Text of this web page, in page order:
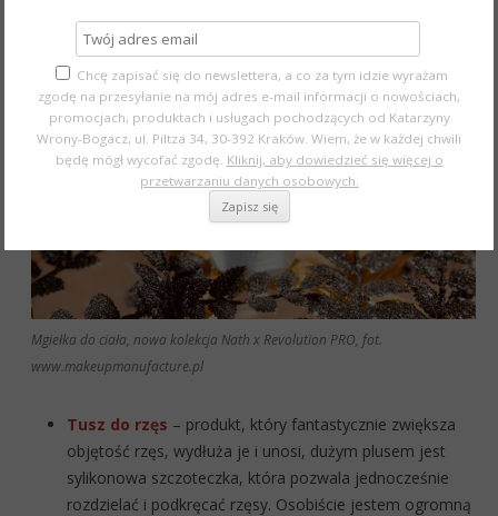
Mgiełka do ciała, nowa kolekcja Nath x Revolution PRO, fot.
www.makeupmanufacture.pl
Tusz do rzęs – produkt, który fantastycznie zwiększa
objętość rzęs, wydłuża je i unosi, dużym plusem jest
sylikonowa szczoteczka, która pozwala jednocześnie
rozdzielać i podkręcać rzęsy. Osobiście jestem ogromną
Chcę zapisać się do newslettera, a co za tym idzie wyrażam
zgodę na przesyłanie na mój adres e-mail informacji o nowościach,
promocjach, produktach i usługach pochodzących od Katarzyny
Wrony-Bogacz, ul. Piltza 34, 30-392 Kraków. Wiem, że w każdej chwili
będę mógł wycofać zgodę. Kliknij, aby dowiedzieć się więcej o
przetwarzaniu danych osobowych.